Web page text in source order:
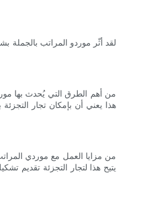
لقد أثّر موردو المراتب بالجملة
من أهم الطرق التي يُحدث بها
هذا يعني أن بإمكان تجار
من مزايا العمل مع موردي
يتيح هذا لتجار التجزئة تقديم